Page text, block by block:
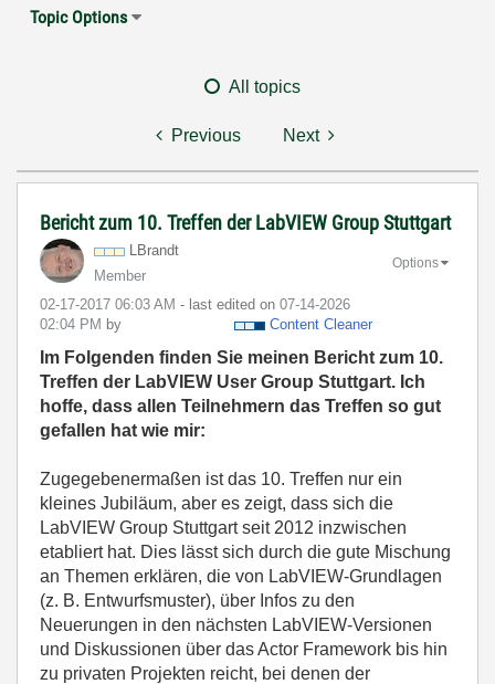
Topic Options
All topics
Previous Next
Bericht zum 10. Treffen der LabVIEW Group Stuttgart
LBrandt
Member
‎02-17-2017 06:03 AM - last edited on ‎07-14-2026
02:04 PM by Content Cleaner
Options
Im Folgenden finden Sie meinen Bericht zum 10.
Treffen der LabVIEW User Group Stuttgart. Ich
hoffe, dass allen Teilnehmern das Treffen so gut
gefallen hat wie mir:
Zugegebenermaßen ist das 10. Treffen nur ein
kleines Jubiläum, aber es zeigt, dass sich die
LabVIEW Group Stuttgart seit 2012 inzwischen
etabliert hat. Dies lässt sich durch die gute Mischung
an Themen erklären, die von LabVIEW-Grundlagen
(z. B. Entwurfsmuster), über Infos zu den
Neuerungen in den nächsten LabVIEW-Versionen
und Diskussionen über das Actor Framework bis hin
zu privaten Projekten reicht, bei denen der